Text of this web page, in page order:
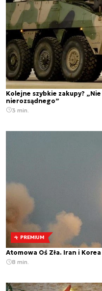
Kolejne szybkie zakupy?
nierozsądnego”
3 min.
PREMIUM
Atomowa Oś Zła. Iran i
8 min.